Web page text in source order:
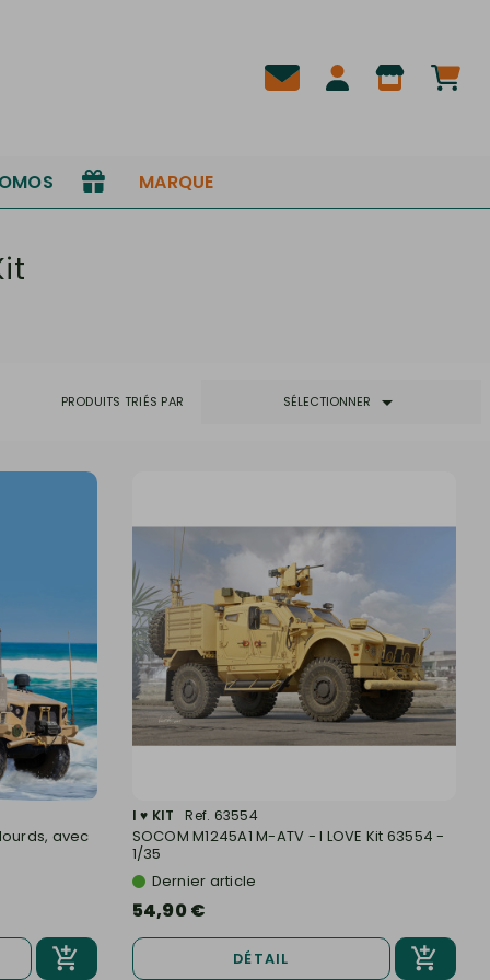
MARQUE
PRODUITS TRIÉS PAR SÉLECTIONNER 
avec
I ♥ KIT Ref. 63554
SOCOM M1245A1 M-ATV - I LOVE Kit 63554 -
1/35
Dernier article
54,90 €
DÉTAIL